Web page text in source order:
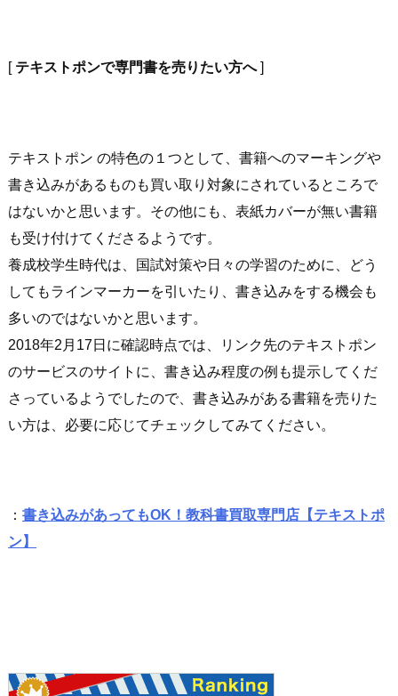
[ テキストポンで専門書を売りたい方へ]
テキストポン の特色の１つとして、書籍へのマーキングや
書き込みがあるものも買い取り対象にされているところで
はないかと思います。その他にも、表紙カバーが無い書籍
も受け付けてくださるようです。
養成校学生時代は、国試対策や日々の学習のために、どう
してもラインマーカーを引いたり、書き込みをする機会も
多いのではないかと思います。
2018年2月17日に確認時点では、リンク先のテキストポン
のサービスのサイトに、書き込み程度の例も提示してくだ
さっているようでしたので、書き込みがある書籍を売りた
い方は、必要に応じてチェックしてみてください。
： 書き込みがあってもOK！教科書買取専門店【テキストポ
ン】